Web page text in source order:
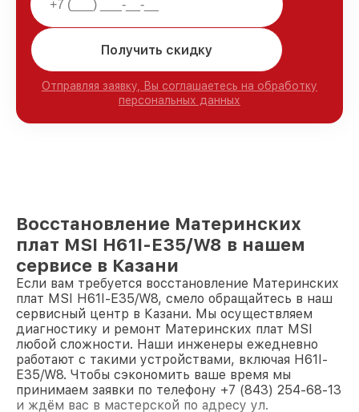
Получить скидку
Отправляя заявку, Вы соглашаетесь на обработку
персональных данных
Восстановление Материнских
плат MSI H61I-E35/W8 в нашем
сервисе в Казани
Если вам требуется восстановление Материнских
плат MSI H61I-E35/W8, смело обращайтесь в наш
сервисный центр в Казани. Мы осуществляем
диагностику и ремонт Материнских плат MSI
любой сложности. Наши инженеры ежедневно
работают с такими устройствами, включая H61I-
E35/W8. Чтобы сэкономить ваше время мы
принимаем заявки по телефону +7 (843) 254-68-13
и ждём вас в мастерской по адресу ул.